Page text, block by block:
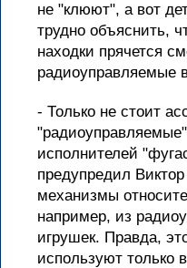
не "клюют", а вот
трудно объяснить,
находки прячется
радиоуправляемые
- Только не стоит
исполнителей
предупредил
механизмы
например, из
игрушек. Правда,
используют только